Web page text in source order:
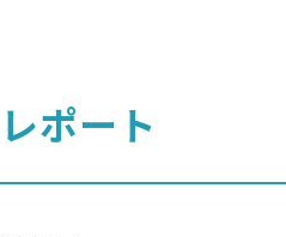
ポート